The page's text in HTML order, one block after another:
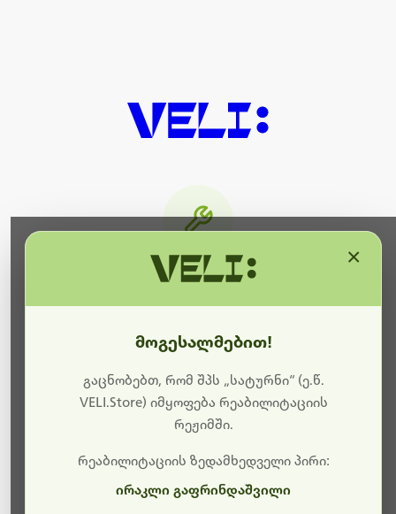
ბოდიშს გიხდით შეფერხებისთვის. ამჟამად
მიმდინარეობს საიტის განახლება და ტექნიკური
სამუშაოები.
მალე ისევ ხელმისაწვდომი იქნება. გმადლობთ
მოგესალმებით!
გაცნობებთ, რომ შპს „სატურნი“ (ე.წ.
VELI.Store) იმყოფება რეაბილიტაციის
რეჟიმში.
რეაბილიტაციის ზედამხედველი პირი:
ირაკლი გაფრინდაშვილი
×